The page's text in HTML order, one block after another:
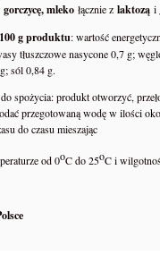
gorczycę, mleko łącznie z laktozą i
g produktu: wartość
tłuszczowe nasycone 0,7 g;
sól 0,84 g.
spożycia: produkt otworzyć,
przegotowaną wodę w ilości
do czasu mieszając
od 0oC do 25oC i